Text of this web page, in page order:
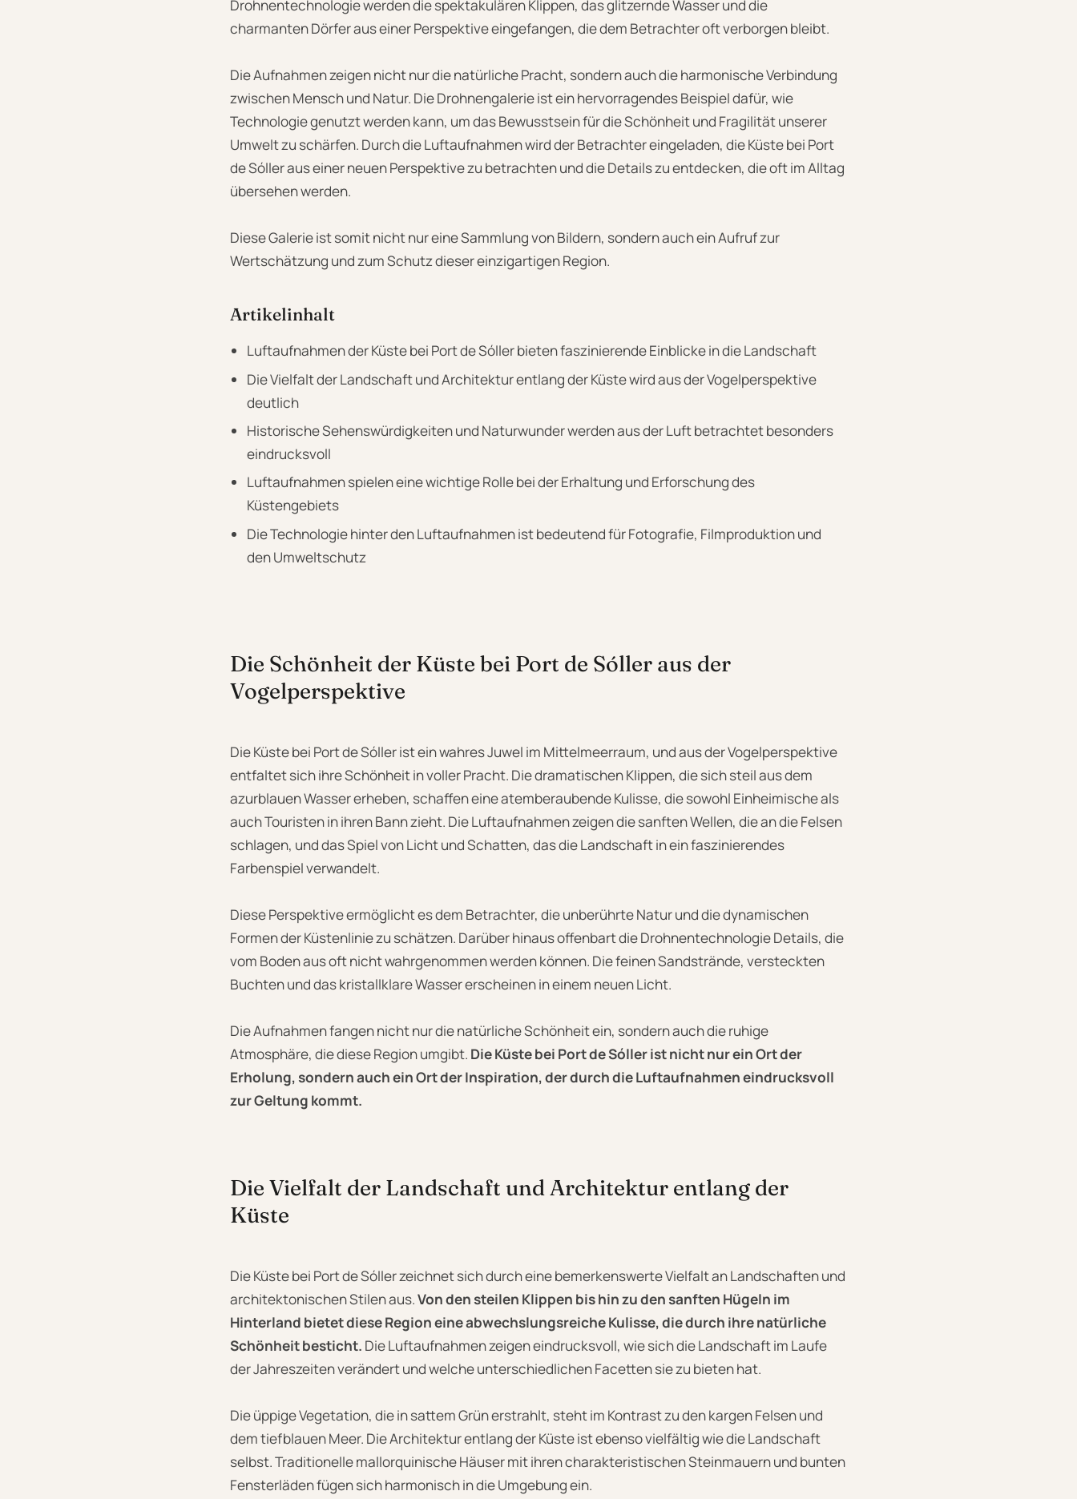
Drohnentechnologie werden die spektakulären Klippen, das glitzernde Wasser und die
charmanten Dörfer aus einer Perspektive eingefangen, die dem Betrachter oft verborgen bleibt.
Die Aufnahmen zeigen nicht nur die natürliche Pracht, sondern auch die harmonische Verbindung
zwischen Mensch und Natur. Die Drohnengalerie ist ein hervorragendes Beispiel dafür, wie
Technologie genutzt werden kann, um das Bewusstsein für die Schönheit und Fragilität unserer
Umwelt zu schärfen. Durch die Luftaufnahmen wird der Betrachter eingeladen, die Küste bei Port
de Sóller aus einer neuen Perspektive zu betrachten und die Details zu entdecken, die oft im Alltag
übersehen werden.
Diese Galerie ist somit nicht nur eine Sammlung von Bildern, sondern auch ein Aufruf zur
Wertschätzung und zum Schutz dieser einzigartigen Region.
Artikelinhalt
Luftaufnahmen der Küste bei Port de Sóller bieten faszinierende Einblicke in die Landschaft
Die Vielfalt der Landschaft und Architektur entlang der Küste wird aus der Vogelperspektive
deutlich
Historische Sehenswürdigkeiten und Naturwunder werden aus der Luft betrachtet besonders
eindrucksvoll
Luftaufnahmen spielen eine wichtige Rolle bei der Erhaltung und Erforschung des
Küstengebiets
Die Technologie hinter den Luftaufnahmen ist bedeutend für Fotografie, Filmproduktion und
den Umweltschutz
Die Schönheit der Küste bei Port de Sóller aus der
Vogelperspektive
Die Küste bei Port de Sóller ist ein wahres Juwel im Mittelmeerraum, und aus der Vogelperspektive
entfaltet sich ihre Schönheit in voller Pracht. Die dramatischen Klippen, die sich steil aus dem
azurblauen Wasser erheben, schaffen eine atemberaubende Kulisse, die sowohl Einheimische als
auch Touristen in ihren Bann zieht. Die Luftaufnahmen zeigen die sanften Wellen, die an die Felsen
schlagen, und das Spiel von Licht und Schatten, das die Landschaft in ein faszinierendes
Farbenspiel verwandelt.
Diese Perspektive ermöglicht es dem Betrachter, die unberührte Natur und die dynamischen
Formen der Küstenlinie zu schätzen. Darüber hinaus offenbart die Drohnentechnologie Details, die
vom Boden aus oft nicht wahrgenommen werden können. Die feinen Sandstrände, versteckten
Buchten und das kristallklare Wasser erscheinen in einem neuen Licht.
Die Aufnahmen fangen nicht nur die natürliche Schönheit ein, sondern auch die ruhige
Atmosphäre, die diese Region umgibt. Die Küste bei Port de Sóller ist nicht nur ein Ort der
Erholung, sondern auch ein Ort der Inspiration, der durch die Luftaufnahmen eindrucksvoll
zur Geltung kommt.
Die Vielfalt der Landschaft und Architektur entlang der
Küste
Die Küste bei Port de Sóller zeichnet sich durch eine bemerkenswerte Vielfalt an Landschaften und
architektonischen Stilen aus.Von den steilen Klippen bis hin zu den sanften Hügeln im
Hinterland bietet diese Region eine abwechslungsreiche Kulisse, die durch ihre natürliche
Schönheit besticht. Die Luftaufnahmen zeigen eindrucksvoll, wie sich die Landschaft im Laufe
der Jahreszeiten verändert und welche unterschiedlichen Facetten sie zu bieten hat.
Die üppige Vegetation, die in sattem Grün erstrahlt, steht im Kontrast zu den kargen Felsen und
dem tiefblauen Meer. Die Architektur entlang der Küste ist ebenso vielfältig wie die Landschaft
selbst. Traditionelle mallorquinische Häuser mit ihren charakteristischen Steinmauern und bunten
Fensterläden fügen sich harmonisch in die Umgebung ein.